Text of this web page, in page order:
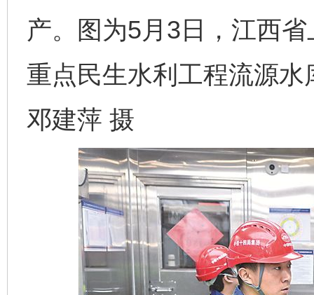
产。图为5月3日，江西
重点民生水利工程流源
邓建萍 摄